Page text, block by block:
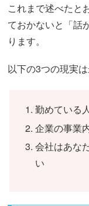
これまで述べたと
ておかないと「話
ります。
以下の3つの現実
勤めている
企業の事業
会社はあな
い